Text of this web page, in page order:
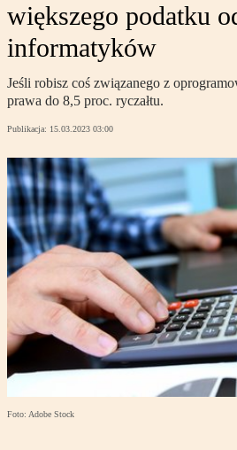
większego podatku
informatyków
Jeśli robisz coś związanego z
prawa do 8,5 proc. ryczałtu.
Publikacja: 15.03.2023 03:00
Foto: Adobe Stock